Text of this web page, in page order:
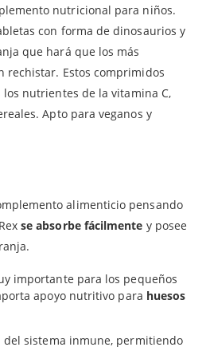
nutricional para niños.
con forma de dinosaurios y
que hará que los más
rechistar. Estos comprimidos
nutrientes de la vitamina C,
Apto para veganos y
alimenticio pensando
se absorbe fácilmente y posee
importante para los pequeños
apoyo nutritivo para huesos
del sistema inmune, permitiendo